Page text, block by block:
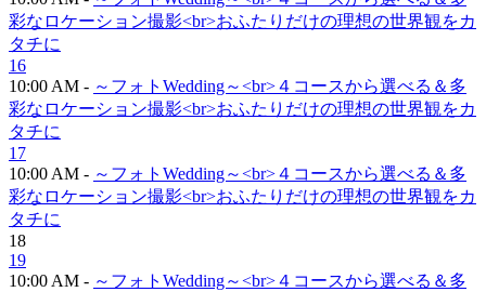
彩なロケーション撮影<br>おふたりだけの理想の世界観をカ
タチに
16
10:00 AM - ～フォトWedding～<br>４コースから選べる＆多
彩なロケーション撮影<br>おふたりだけの理想の世界観をカ
タチに
17
10:00 AM - ～フォトWedding～<br>４コースから選べる＆多
彩なロケーション撮影<br>おふたりだけの理想の世界観をカ
タチに
18
19
10:00 AM - ～フォトWedding～<br>４コースから選べる＆多